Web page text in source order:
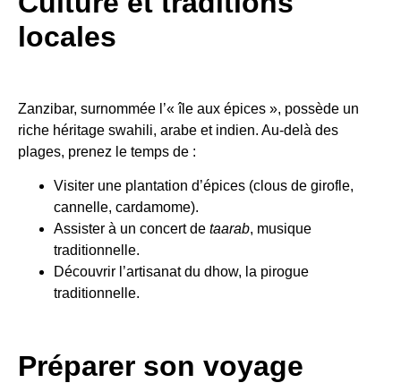
locales
Zanzibar, surnommée l’« île aux épices », possède un
riche héritage swahili, arabe et indien. Au-delà des
plages, prenez le temps de :
Visiter une plantation d’épices (clous de girofle,
cannelle, cardamome).
Assister à un concert de taarab, musique
traditionnelle.
Découvrir l’artisanat du dhow, la pirogue
traditionnelle.
Préparer son voyage